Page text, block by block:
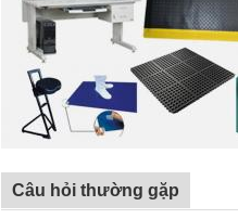
Câu hỏi thường gặp